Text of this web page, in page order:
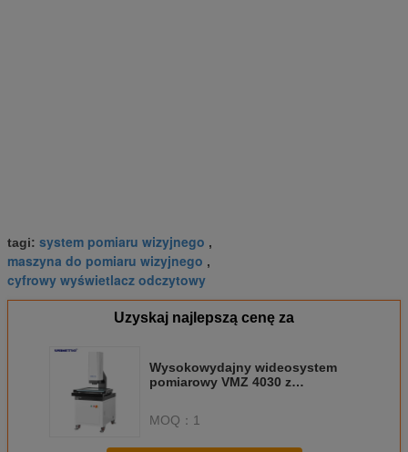
tagi: system pomiaru wizyjnego ,
maszyna do pomiaru wizyjnego ,
cyfrowy wyświetlacz odczytowy
Uzyskaj najlepszą cenę za
Wysokowydajny wideosystem
pomiarowy VMZ 4030 z
MOQ： 1